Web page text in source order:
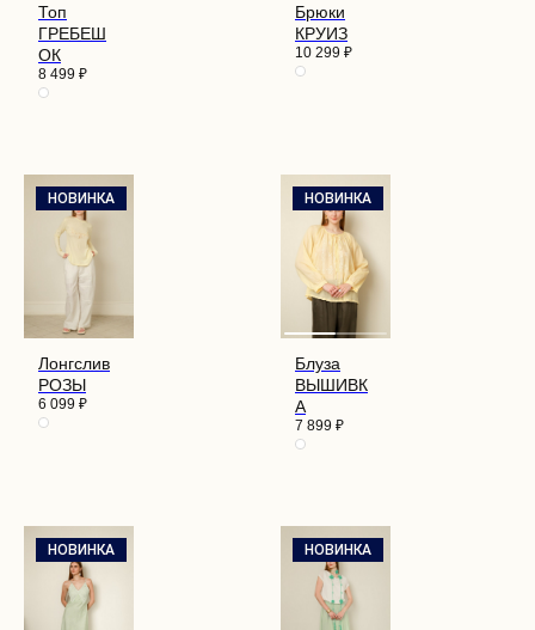
Топ
ГРЕБЕШ
ОК
8 499 ₽
Брюки
КРУИЗ
10 299 ₽
НОВИНКА
Лонгслив
РОЗЫ
6 099 ₽
НОВИНКА
Блуза
ВЫШИВК
А
7 899 ₽
НОВИНКА НОВИНКА